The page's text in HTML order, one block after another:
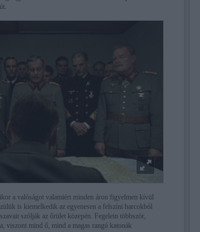
a valóságot valamiért minden áron figyelmen kívül
is kiemelkedik az egyenesen a felszíni harcokból
szólják az őrület közepén. Fegelein többször,
viszont mind ő, mind a magas rangú katonák